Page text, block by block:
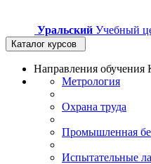
Уральский Учебный
Каталог курсов
Направления обучения
Метрология
Охрана труда
Промышленная
Испытательные